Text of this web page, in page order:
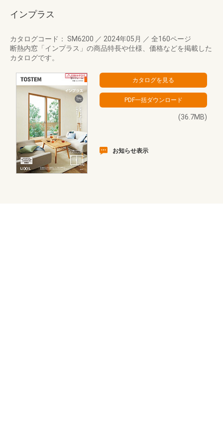
インプラス
カタログコード： SM6200 ／ 2024年05月 ／ 全160ページ
断熱内窓「インプラス」の商品特長や仕様、価格などを掲載した
カタログです。
(36.7MB)
お知らせ表示